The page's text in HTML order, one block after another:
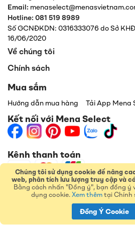
Chúng tôi sử dụng cookie để nâng
web, phân tích lưu lượng truy cập và
Bằng cách nhấn "Đồng ý", bạn đồng ý
dụng cookie.Xem thêmtại Chính
Đồng Ý Cookie
Email:
Hotline: 081 519 8989
Số GCNĐKDN: 0316333076 do Sở
16/06/2020
Về chúng tôi
Chính sách
Mua sắm
Hướng dẫn mua hàng Tải App Mena
Kết nối với Mena Select
Kênh thanh toán